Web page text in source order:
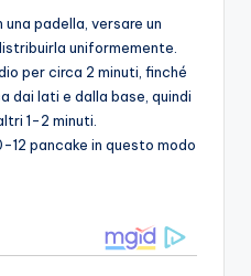
una padella, versare un
uniformemente.
per circa 2 minuti, finché
dai lati e dalla base, quindi
1-2 minuti.
12 pancake in questo modo